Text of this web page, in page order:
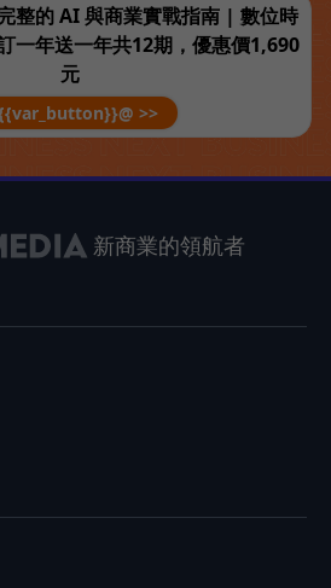
整的 AI 與商業實戰指南 | 數位時
一年送一年共12期，優惠價1,690
元
>>
新商業的領航者